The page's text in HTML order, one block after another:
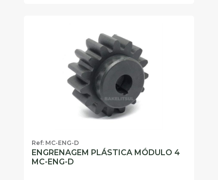
Ref: MC-ENG-D
ENGRENAGEM PLÁSTICA MÓDULO 4
MC-ENG-D